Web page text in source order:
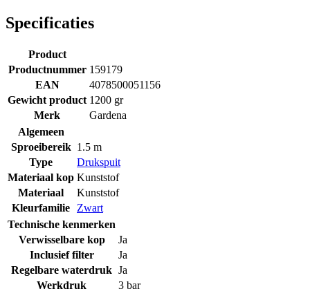
Specificaties
Product
Productnummer 159179
EAN
4078500051156
Gewicht product 1200 gr
Merk
Gardena
Algemeen
Sproeibereik 1.5 m
Type
Drukspuit
Materiaal kop Kunststof
Materiaal
Kunststof
Kleurfamilie
Zwart
Technische kenmerken
Verwisselbare kop
Ja
Inclusief filter
Ja
Regelbare waterdruk Ja
Werkdruk
3 bar